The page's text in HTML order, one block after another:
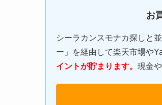
お
シーラカンスモナカ探しと
ー」を経由して楽天市場や
イントが貯まります。 現金